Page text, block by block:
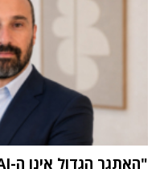
"האתגר הגדול אינו ה-AI אלא הטמעתה בארגון"